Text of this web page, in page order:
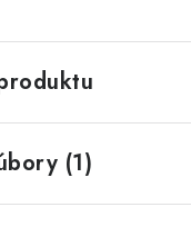
(1)